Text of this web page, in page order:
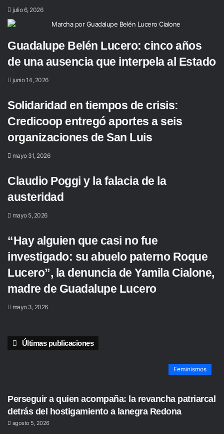
julio 6, 2026
Guadalupe Belén Lucero: cinco años
de una ausencia que interpela al Estado
junio 14, 2026
Solidaridad en tiempos de crisis:
Credicoop entregó aportes a seis
organizaciones de San Luis
mayo 31, 2026
Claudio Poggi y la falacia de la
austeridad
mayo 5, 2026
“Hay alguien que casi no fue
investigado: su abuelo paterno Roque
Lucero”, la denuncia de Yamila Cialone,
madre de Guadalupe Lucero
mayo 3, 2026
Últimas publicaciones
Feminismos
Perseguir a quien acompaña: la revancha patriarcal
detrás del hostigamiento a lanegra Redona
agosto 5, 2026